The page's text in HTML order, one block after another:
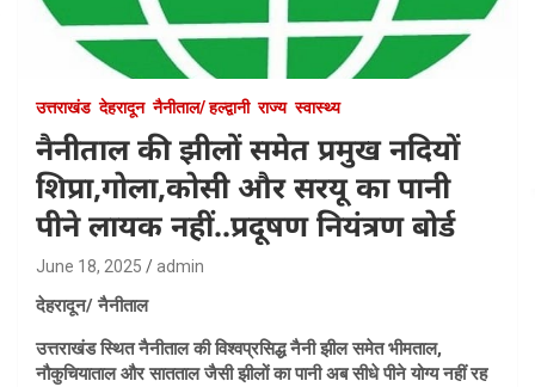
उत्तराखंड देहरादून नैनीताल/ हल्द्वानी राज्य स्वास्थ्य
नैनीताल की झीलों समेत प्रमुख नदियों
शिप्रा,गोला,कोसी और सरयू का पानी
पीने लायक नहीं..प्रदूषण नियंत्रण बोर्ड
June 18, 2025 admin
देहरादून/ नैनीताल
उत्तराखंड स्थित नैनीताल की विश्वप्रसिद्ध नैनी झील समेत भीमताल,
नौकुचियाताल और सातताल जैसी झीलों का पानी अब सीधे पीने योग्य नहीं रह